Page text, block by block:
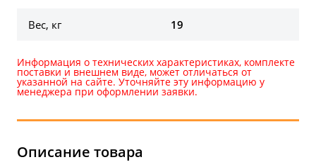
Вес, кг 19
Информация о технических характеристиках, комплекте
поставки и внешнем виде, может отличаться от
указанной на сайте. Уточняйте эту информацию у
менеджера при оформлении заявки.
Описание товара